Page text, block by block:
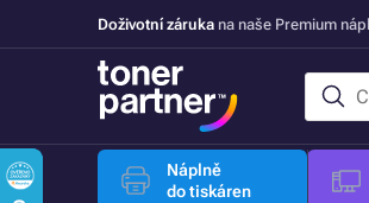
Doživotní záruka na naše Premium
Náplně
do tiskáren